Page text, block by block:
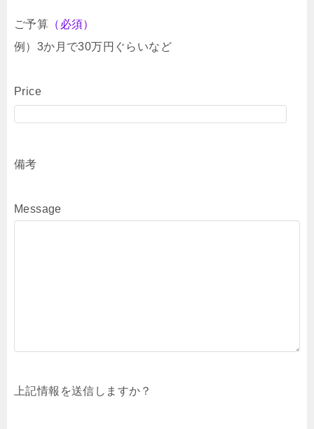
ご予算 （必須）
例）3か月で30万円ぐらいなど
Price
備考
Message
上記情報を送信しますか？